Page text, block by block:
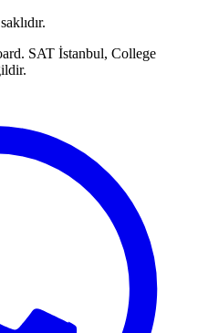
SAT İstanbul, College